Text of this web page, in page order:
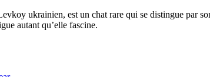
ukrainien, est un chat rare qui se distingue par
autant qu’elle fascine.